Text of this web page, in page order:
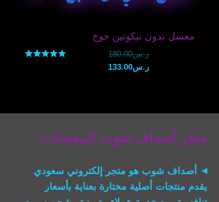
معسل بدون نيكوتين خوخ
ر.س180.00السعر
الأصلي
ر.س133.00السعر
متجر أصداف شوب للمعسلات
أصداف شوب هو متجر إلكتروني سعودي
يقدم منتجات أصلية مختارة بعناية بأسعار